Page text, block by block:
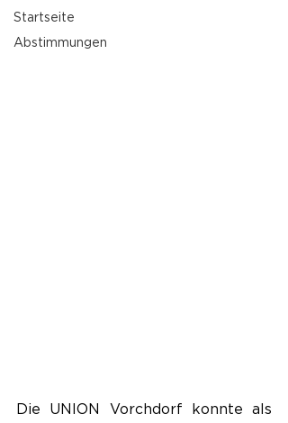
Startseite
Abstimmungen
Die UNION Vorchdorf konnte als